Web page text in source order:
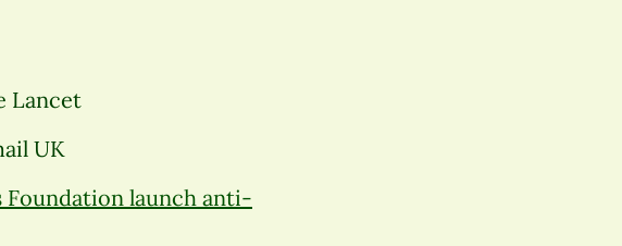
Lancet
UK
Foundation launch anti-